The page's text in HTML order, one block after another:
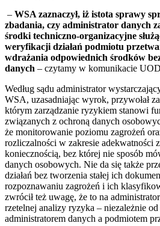
– WSA zaznaczył, iż istota sprawy
zbadania, czy administrator danych
środki techniczno-organizacyjne
weryfikacji działań podmiotu
wdrażania odpowiednich środków
danych – czytamy w komunikacie
Według sądu administrator
WSA, uzasadniając wyrok, przywołał
którym zarządzanie ryzykiem stanowi
związanych z ochroną danych
że monitorowanie poziomu zagrożeń
rozliczalności w zakresie adekwatności
koniecznością, bez której nie sposób
danych osobowych. Nie da się także
działań bez tworzenia stałej ich
rozpoznawaniu zagrożeń i ich
zwrócił też uwagę, że to na
rzetelnej analizy ryzyka – niezależnie
administratorem danych a podmiotem